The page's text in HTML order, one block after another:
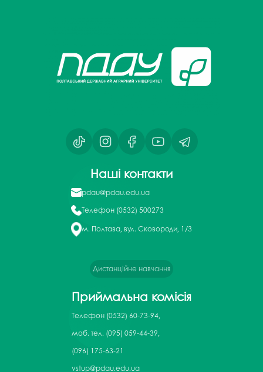
Наші контакти
pdau@pdau.edu.ua
Телефон (0532) 500273
м. Полтава, вул. Сковороди, 1/3
Дистанційне навчання
Приймальна комісія
Телефон (0532) 60-73-94,
моб. тел. (095) 059-44-39,
(096) 175-63-21
vstup@pdau.edu.ua